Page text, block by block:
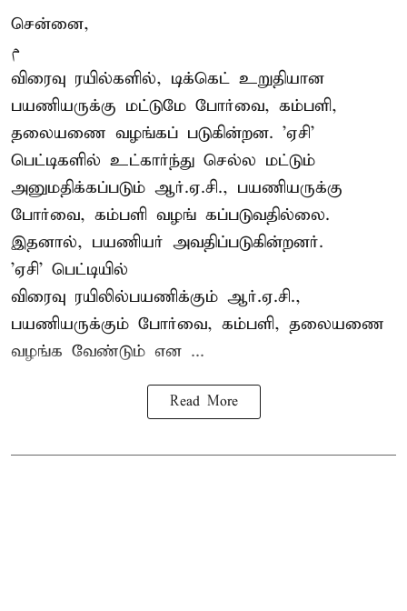
சென்னை,
م
விரைவு ரயில்களில், டிக்கெட் உறுதியான
பயணியருக்கு மட்டுமே போர்வை, கம்பளி,
தலையணை வழங்கப் படுகின்றன. 'ஏசி'
பெட்டிகளில் உட்கார்ந்து செல்ல மட்டும்
அனுமதிக்கப்படும் ஆர்.ஏ.சி., பயணியருக்கு
போர்வை, கம்பளி வழங் கப்படுவதில்லை.
இதனால், பயணியர் அவதிப்படுகின்றனர்.
'ஏசி' பெட்டியில்
விரைவு ரயிலில்பயணிக்கும் ஆர்.ஏ.சி.,
பயணியருக்கும் போர்வை, கம்பளி, தலையணை
வழங்க வேண்டும் என ...
Read More